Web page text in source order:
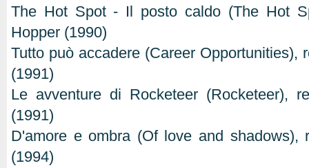
The Hot Spot - Il posto caldo (The Hot
Hopper (1990)
Tutto può accadere (Career Opportunities),
(1991)
Le avventure di Rocketeer (Rocketeer),
(1991)
D'amore e ombra (Of love and shadows),
(1994)